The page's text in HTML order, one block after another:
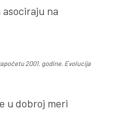
na
2001. godine. Evolucija
u dobroj meri